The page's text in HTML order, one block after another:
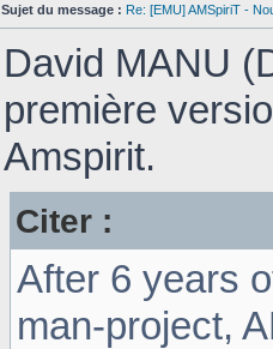
Sujet du message : Re: [EMU] AMSpiriT -
David MANU
première
Amspirit.
Citer :
After 6 years
man-project,